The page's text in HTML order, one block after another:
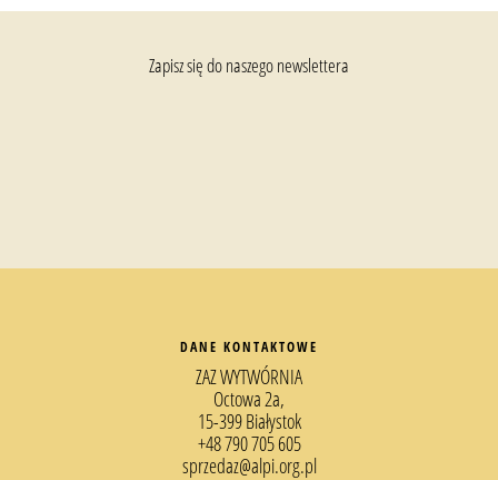
Zapisz się do naszego newslettera
DANE KONTAKTOWE
ZAZ WYTWÓRNIA
Octowa 2a,
15-399 Białystok
+48 790 705 605
sprzedaz@alpi.org.pl